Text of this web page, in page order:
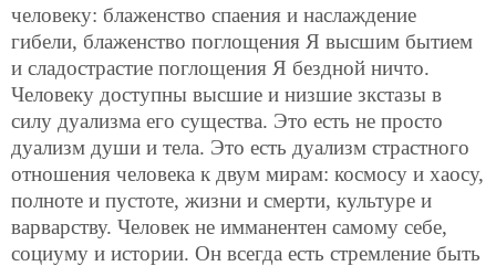
человеку: блаженство спаения и наслаждение
гибели, блаженство поглощения Я высшим бытием
и сладострастие поглощения Я бездной ничто.
Человеку доступны высшие и низшие зкстазы в
силу дуализма его существа. Это есть не просто
дуализм души и тела. Это есть дуализм страстного
отношения человека к двум мирам: космосу и хаосу,
полноте и пустоте, жизни и смерти, культуре и
варварству. Человек не имманентен самому себе,
социуму и истории. Он всегда есть стремление быть